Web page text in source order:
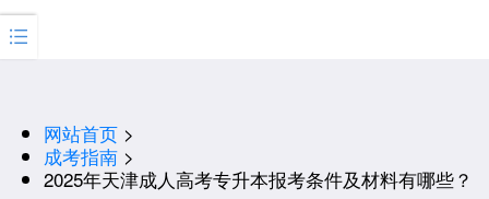

网站首页 >
成考指南 >
2025年天津成人高考专升本报考条件及材料有哪些？